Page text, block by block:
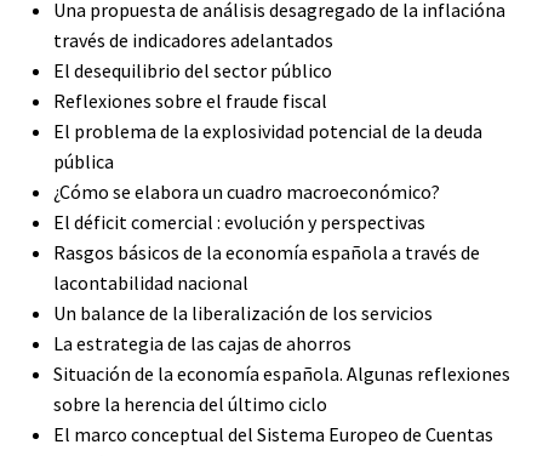
Una propuesta de análisis desagregado de la inflacióna
través de indicadores adelantados
El desequilibrio del sector público
Reflexiones sobre el fraude fiscal
El problema de la explosividad potencial de la deuda
pública
¿Cómo se elabora un cuadro macroeconómico?
El déficit comercial : evolución y perspectivas
Rasgos básicos de la economía española a través de
lacontabilidad nacional
Un balance de la liberalización de los servicios
La estrategia de las cajas de ahorros
Situación de la economía española. Algunas reflexiones
sobre la herencia del último ciclo
El marco conceptual del Sistema Europeo de Cuentas